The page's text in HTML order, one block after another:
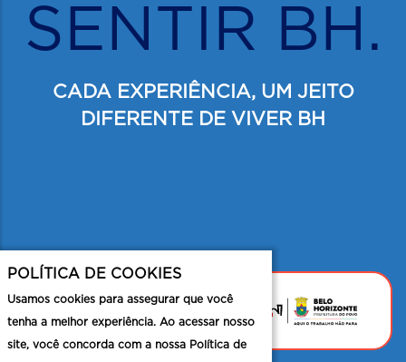
SENTIR BH.
CADA EXPERIÊNCIA, UM JEITO
DIFERENTE DE VIVER BH
POLÍTICA DE COOKIES
Usamos cookies para assegurar que você
tenha a melhor experiência. Ao acessar nosso
site, você concorda com a nossa Política de